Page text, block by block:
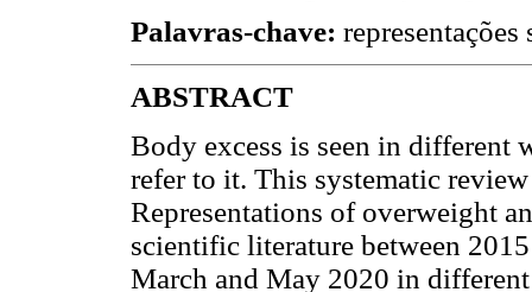
Palavras-chave:
ABSTRACT
Body excess is seen in different
refer to it. This systematic
Representations of overweight
scientific literature between
March and May 2020 in